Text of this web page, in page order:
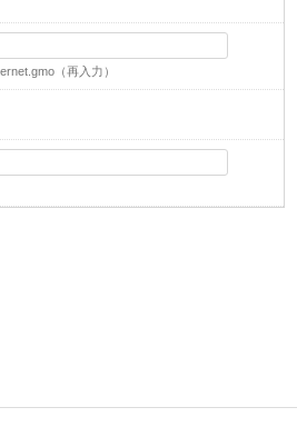
（再入力）